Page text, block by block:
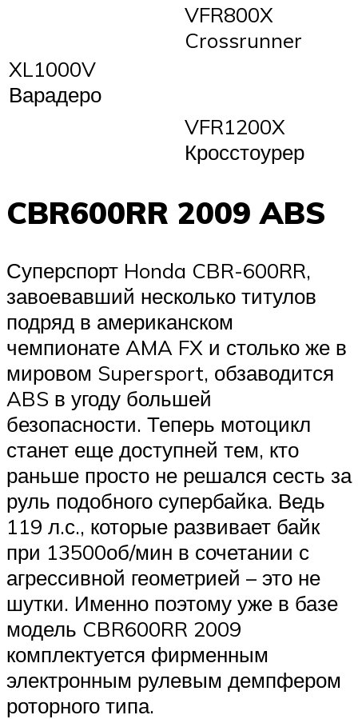
VFR800X
Crossrunner
XL1000V
Варадеро
VFR1200X
Кросстоурер
CBR600RR 2009 ABS
Суперспорт Honda CBR-600RR,
завоевавший несколько титулов
подряд в американском
чемпионате AMA FX и столько же в
мировом Supersport, обзаводится
ABS в угоду большей
безопасности. Теперь мотоцикл
станет еще доступней тем, кто
раньше просто не решался сесть за
руль подобного супербайка. Ведь
119 л.с., которые развивает байк
при 13500об/мин в сочетании с
агрессивной геометрией – это не
шутки. Именно поэтому уже в базе
модель CBR600RR 2009
комплектуется фирменным
электронным рулевым демпфером
роторного типа.